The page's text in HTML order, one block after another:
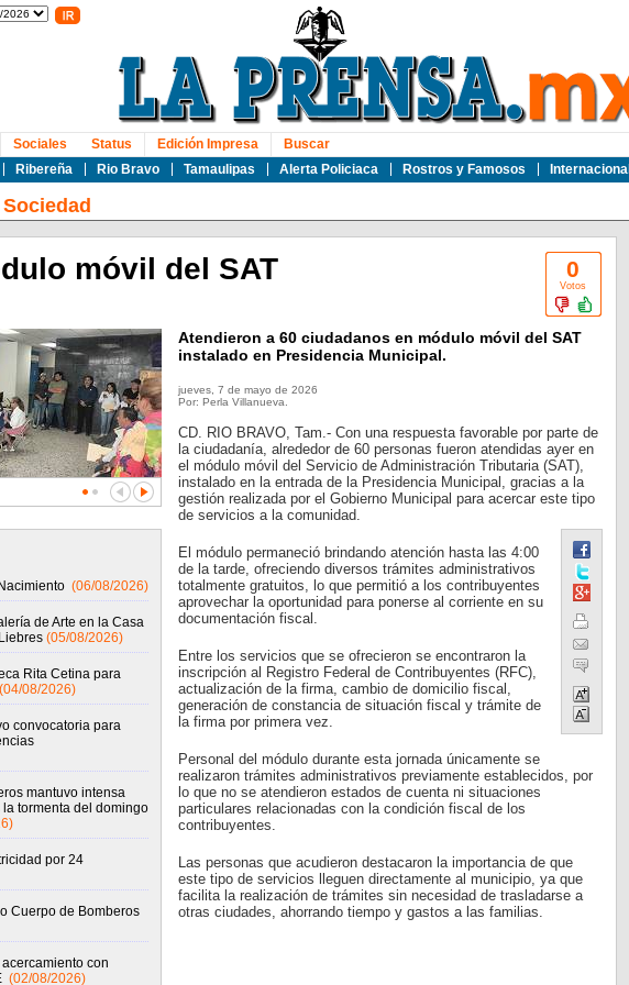
Ribereña Rio Bravo Tamaulipas Alerta Policiaca Rostros y Famosos Internacional
Sociales Status Edición Impresa Buscar
Sociedad
0
Votos
móvil del SAT
(06/08/2026)
de Arte en la Casa
(05/08/2026)
Rita Cetina para
(04/08/2026)
convocatoria para
mantuvo intensa
tormenta del domingo
por 24
Cuerpo de Bomberos
con
(02/08/2026)
Atendieron a 60 ciudadanos en módulo móvil del SAT
instalado en Presidencia Municipal.
jueves, 7 de mayo de 2026
Por: Perla Villanueva.
CD. RIO BRAVO, Tam.- Con una respuesta favorable por parte de
la ciudadanía, alrededor de 60 personas fueron atendidas ayer en
el módulo móvil del Servicio de Administración Tributaria (SAT),
instalado en la entrada de la Presidencia Municipal, gracias a la
gestión realizada por el Gobierno Municipal para acercar este tipo
de servicios a la comunidad.
El módulo permaneció brindando atención hasta las 4:00
de la tarde, ofreciendo diversos trámites administrativos
totalmente gratuitos, lo que permitió a los contribuyentes
aprovechar la oportunidad para ponerse al corriente en su
documentación fiscal.
Entre los servicios que se ofrecieron se encontraron la
inscripción al Registro Federal de Contribuyentes (RFC),
actualización de la firma, cambio de domicilio fiscal,
generación de constancia de situación fiscal y trámite de
la firma por primera vez.
Personal del módulo durante esta jornada únicamente se
realizaron trámites administrativos previamente establecidos, por
lo que no se atendieron estados de cuenta ni situaciones
particulares relacionadas con la condición fiscal de los
contribuyentes.
Las personas que acudieron destacaron la importancia de que
este tipo de servicios lleguen directamente al municipio, ya que
facilita la realización de trámites sin necesidad de trasladarse a
otras ciudades, ahorrando tiempo y gastos a las familias.